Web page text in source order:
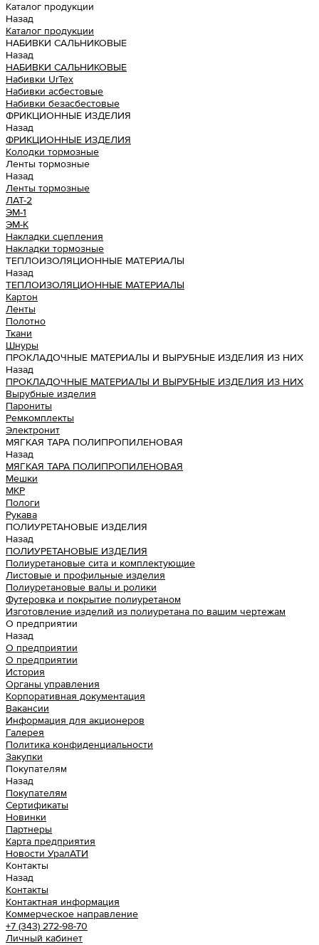
Каталог продукции
Назад
Каталог продукции
НАБИВКИ САЛЬНИКОВЫЕ
Назад
НАБИВКИ САЛЬНИКОВЫЕ
Набивки UrTex
Набивки асбестовые
Набивки безасбестовые
ФРИКЦИОННЫЕ ИЗДЕЛИЯ
Назад
ФРИКЦИОННЫЕ ИЗДЕЛИЯ
Колодки тормозные
Ленты тормозные
Назад
Ленты тормозные
ЛАТ-2
ЭМ-1
ЭМ-К
Накладки сцепления
Накладки тормозные
ТЕПЛОИЗОЛЯЦИОННЫЕ МАТЕРИАЛЫ
Назад
ТЕПЛОИЗОЛЯЦИОННЫЕ МАТЕРИАЛЫ
Картон
Ленты
Полотно
Ткани
Шнуры
ПРОКЛАДОЧНЫЕ МАТЕРИАЛЫ И ВЫРУБНЫЕ ИЗДЕЛИЯ ИЗ НИХ
Назад
ПРОКЛАДОЧНЫЕ МАТЕРИАЛЫ И ВЫРУБНЫЕ ИЗДЕЛИЯ ИЗ НИХ
Вырубные изделия
Парониты
Ремкомплекты
Электронит
МЯГКАЯ ТАРА ПОЛИПРОПИЛЕНОВАЯ
Назад
МЯГКАЯ ТАРА ПОЛИПРОПИЛЕНОВАЯ
Мешки
МКР
Пологи
Рукава
ПОЛИУРЕТАНОВЫЕ ИЗДЕЛИЯ
Назад
ПОЛИУРЕТАНОВЫЕ ИЗДЕЛИЯ
Полиуретановые сита и комплектующие
Листовые и профильные изделия
Полиуретановые валы и ролики
Футеровка и покрытие полиуретаном
Изготовление изделий из полиуретана по вашим чертежам
О предприятии
Назад
О предприятии
О предприятии
История
Органы управления
Корпоративная документация
Вакансии
Информация для акционеров
Галерея
Политика конфиденциальности
Закупки
Покупателям
Назад
Покупателям
Сертификаты
Новинки
Партнеры
Карта предприятия
Новости УралАТИ
Контакты
Назад
Контакты
Контактная информация
Коммерческое направление
+7 (343) 272-98-70
Личный кабинет